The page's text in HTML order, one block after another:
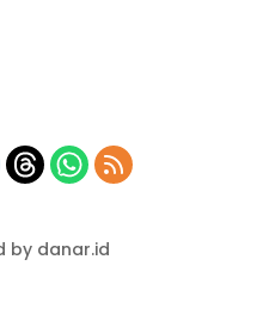
by danar.id